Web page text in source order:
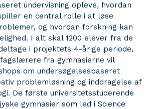
undervisning opleve, hvordan
en central rolle i at løse
og hvordan forskning kan
I alt skal 1200 elever fra de
i projektets 4-årige periode,
fra gymnasierne vil
om undersøgelsesbaseret
problemløsning og inddragelse af
De første universitetsstuderende
gymnasier som led i Science